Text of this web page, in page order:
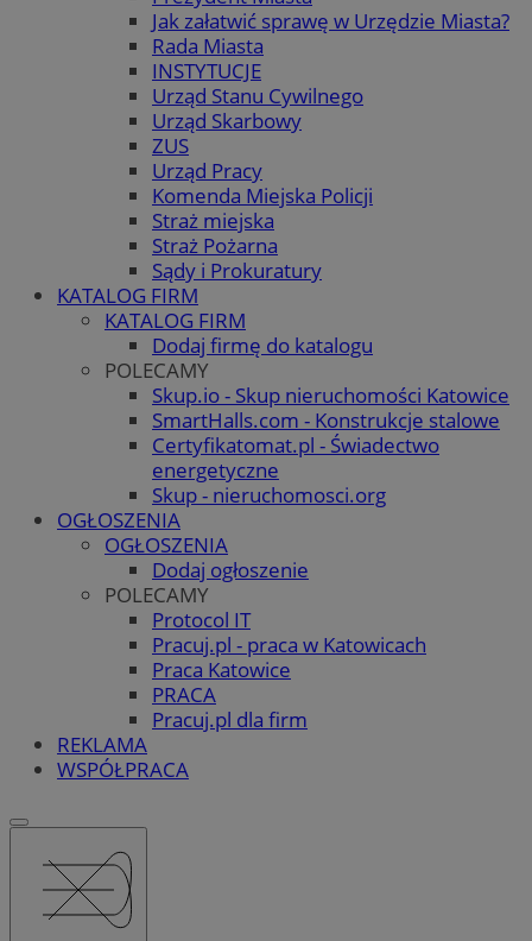
Jak załatwić sprawę w Urzędzie Miasta?
Rada Miasta
INSTYTUCJE
Urząd Stanu Cywilnego
Urząd Skarbowy
ZUS
Urząd Pracy
Komenda Miejska Policji
Straż miejska
Straż Pożarna
Sądy i Prokuratury
KATALOG FIRM
KATALOG FIRM
Dodaj firmę do katalogu
POLECAMY
Skup.io - Skup nieruchomości Katowice
SmartHalls.com - Konstrukcje stalowe
Certyfikatomat.pl - Świadectwo
energetyczne
Skup - nieruchomosci.org
OGŁOSZENIA
OGŁOSZENIA
Dodaj ogłoszenie
POLECAMY
Protocol IT
Pracuj.pl - praca w Katowicach
Praca Katowice
PRACA
Pracuj.pl dla firm
REKLAMA
WSPÓŁPRACA